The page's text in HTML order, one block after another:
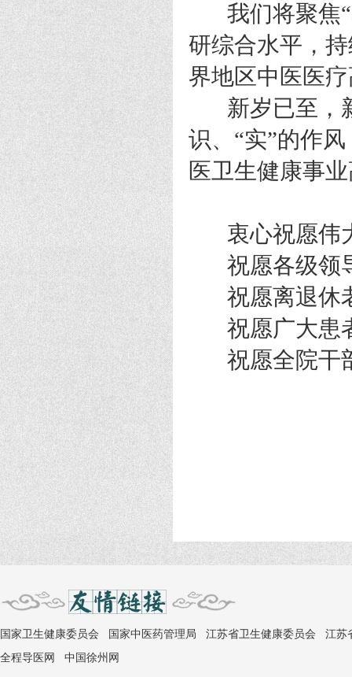
我们将聚焦“
研综合水平，
界地区中医医
新岁已至，新
识、“实”的作
医卫生健康事
衷心祝愿伟
祝愿各级领
祝愿离退休
祝愿广大患
祝愿全院干
国家卫生健康委员会 国家中医药管理局 江苏省卫生健康委员会
江苏
全程导医网
中国徐州网